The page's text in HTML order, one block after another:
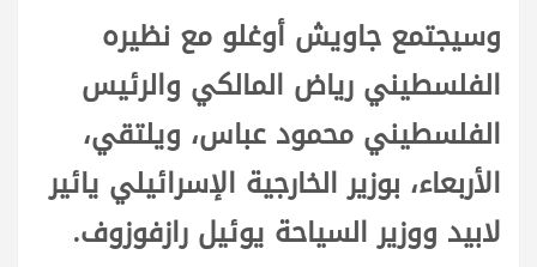
وسيجتمع جاويش أوغلو مع نظيره
الفلسطيني رياض المالكي والرئيس
الفلسطيني محمود عباس، ويلتقي،
الأربعاء، بوزير الخارجية الإسرائيلي يائير
لابيد ووزير السياحة يوئيل رازفوزوف.